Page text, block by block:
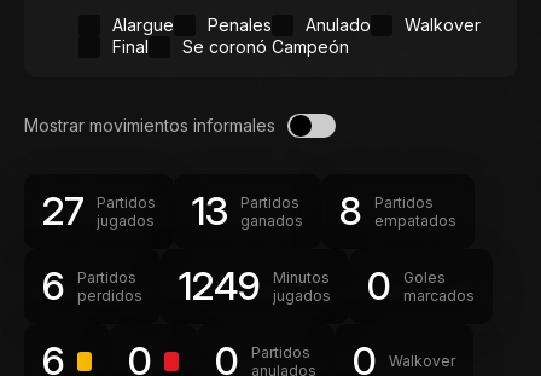
Alargue Penales Anulado
Walkover
Final
Se coronó Campeón
Mostrar movimientos informales
27
Partidos
jugados
13
Partidos
ganados
8
Partidos
empatados
6
Partidos
perdidos
1249
Minutos
jugados
0
Goles
marcados
6 0 0
Partidos
anulados
0 Walkover